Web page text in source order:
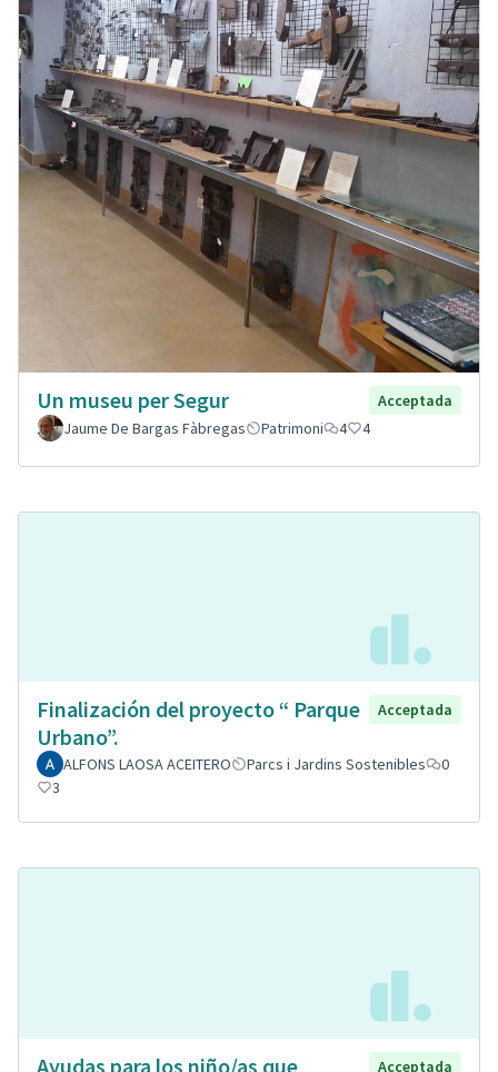
Un museu per Segur
Acceptada
Jaume De Bargas Fàbregas
Patrimoni 4 4
Finalización del proyecto “ Parque
Urbano”.
Acceptada
ALFONS LAOSA ACEITERO Parcs i Jardins Sostenibles
0
3
Ayudas para los niño/as que Acceptada